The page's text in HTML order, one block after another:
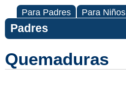
Para Padres Para Niños
Padres
Quemaduras